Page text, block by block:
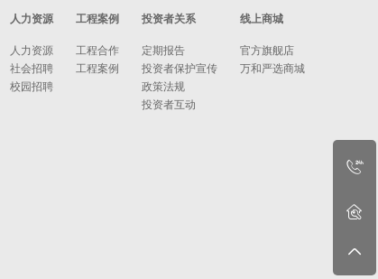
人力资源
人力资源
社会招聘
校园招聘
工程案例
工程合作
工程案例
投资者关系
定期报告
投资者保护宣传
政策法规
投资者互动
线上商城
官方旗舰店
万和严选商城